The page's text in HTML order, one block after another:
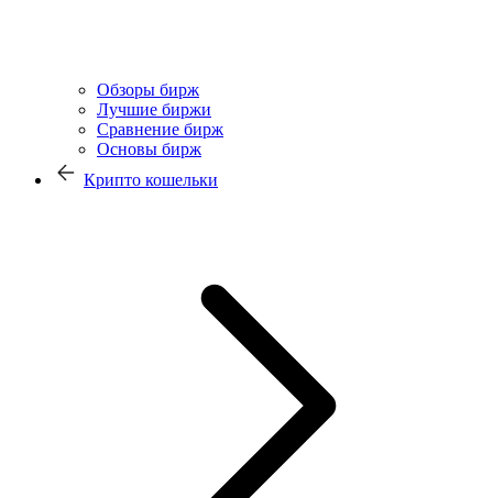
Обзоры бирж
Лучшие биржи
Сравнение бирж
Основы бирж
Крипто кошельки